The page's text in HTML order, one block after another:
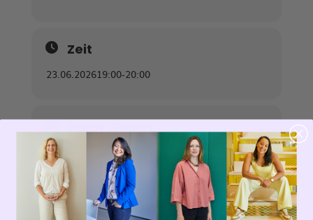
Zeit
23.06.202619:00-20:00
Tickets are not available for sale any more for this
event!